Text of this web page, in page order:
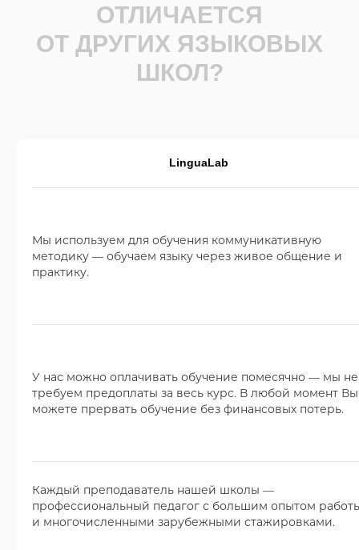
ОТЛИЧАЕТСЯ
ОТ ДРУГИХ ЯЗЫКОВЫХ
ШКОЛ?
LinguaLab
Мы используем для обучения коммуникативную
методику — обучаем языку через живое общение и
практику.
У нас можно оплачивать обучение помесячно — мы не
требуем предоплаты за весь курс. В любой момент Вы
можете прервать обучение без финансовых потерь.
Каждый преподаватель нашей школы —
профессиональный педагог с большим опытом
и многочисленными зарубежными стажировками.